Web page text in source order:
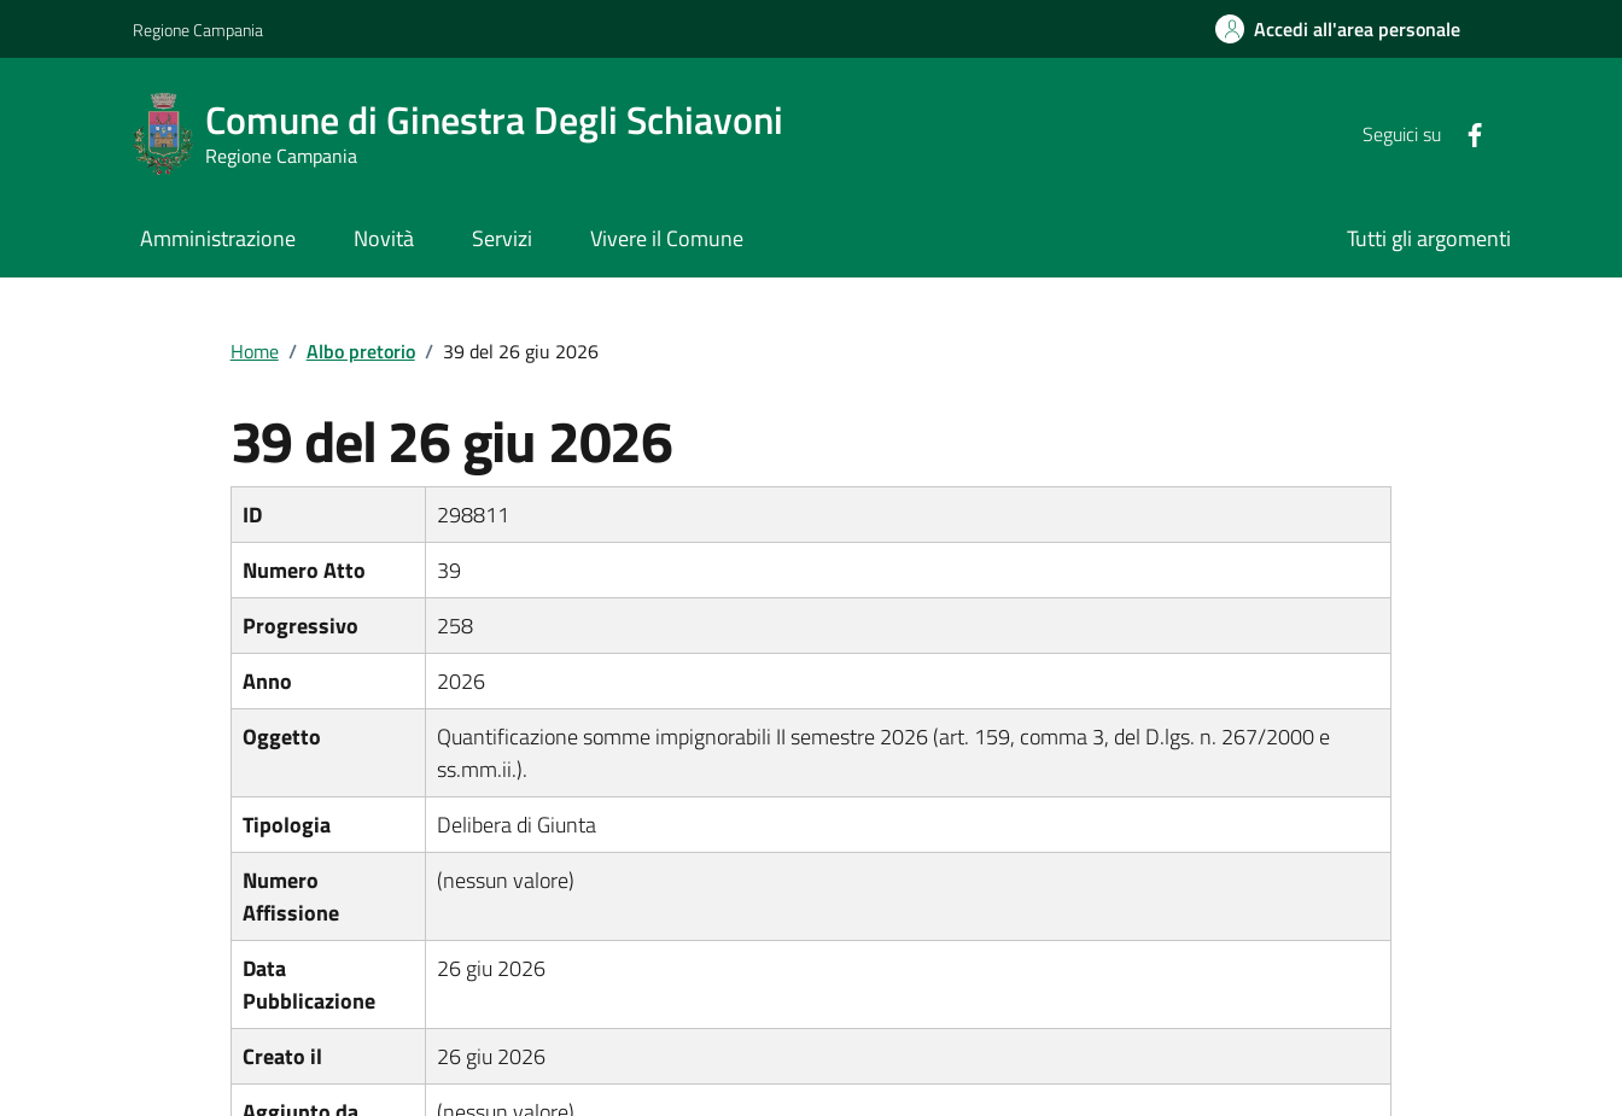
Regione Campania Accedi all'area personale
Comune di Ginestra Degli Schiavoni
Regione Campania
Seguici su
Amministrazione Novità Servizi Vivere il Comune Tutti gli argomenti
Home / Albo pretorio / 39 del 26 giu 2026
39 del 26 giu 2026
ID
298811
Numero Atto
39
Progressivo
258
Anno
2026
Oggetto
Quantificazione somme impignorabili II semestre 2026 (art. 159, comma 3, del D.lgs. n. 267/2000 e
ss.mm.ii.).
Tipologia
Delibera di Giunta
Numero
Affissione
(nessun valore)
Data
Pubblicazione
26 giu 2026
Creato il
26 giu 2026